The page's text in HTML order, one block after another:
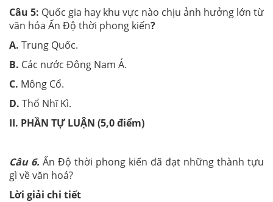
Câu 5: Quốc gia hay khu vực nào chịu ảnh hưởng lớn từ
văn hóa Ấn Độ thời phong kiến?
A. Trung Quốc.
B. Các nước Đông Nam Á.
C. Mông Cổ.
D. Thổ Nhĩ Kì.
II. PHẦN TỰ LUẬN (5,0 điểm)
Câu 6. Ấn Độ thời phong kiến đã đạt những thành tựu
gì về văn hoá?
Lời giải chi tiết